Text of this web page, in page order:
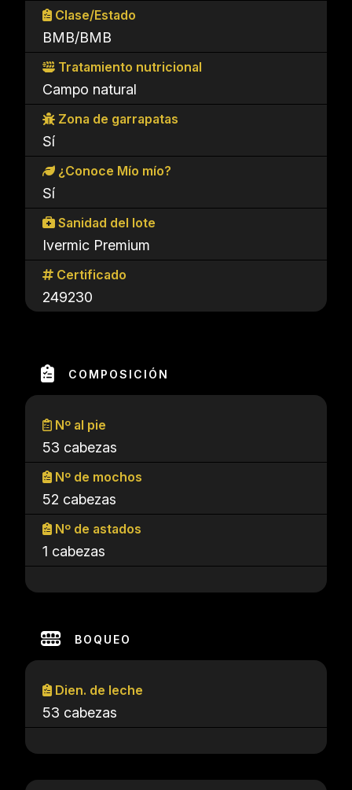
Clase/Estado
BMB/BMB
Tratamiento nutricional
Campo natural
Zona de garrapatas
Sí
¿Conoce Mío mío?
Sí
Sanidad del lote
Ivermic Premium
Certificado
249230
COMPOSICIÓN
Nº al pie
53 cabezas
Nº de mochos
52 cabezas
Nº de astados
1 cabezas
BOQUEO
Dien. de leche
53 cabezas